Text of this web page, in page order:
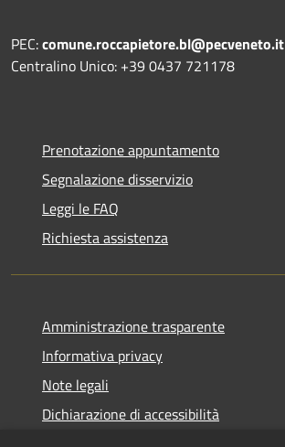
PEC:comune.roccapietore.bl@pecveneto.it
Centralino Unico: +39 0437 721178
Prenotazione appuntamento
Segnalazione disservizio
Leggi le FAQ
Richiesta assistenza
Amministrazione trasparente
Informativa privacy
Note legali
Dichiarazione di accessibilità